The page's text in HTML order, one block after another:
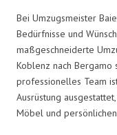
Bei Umzugsmeister
Bedürfnisse und
maßgeschneiderte
Koblenz nach
professionelles Team
Ausrüstung
Möbel und